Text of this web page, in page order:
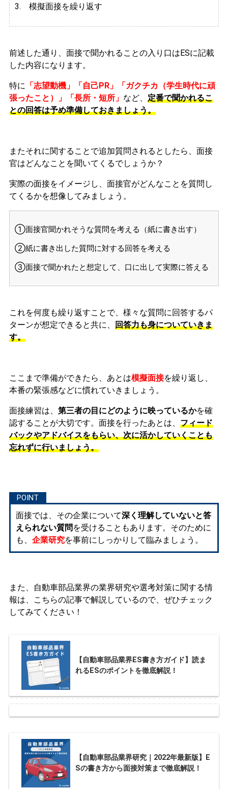
3. 模擬面接を繰り返す
前述した通り、面接で聞かれることの入り口はESに記載
した内容になります。
特に 「志望動機」「自己PR」「ガクチカ（学生時代に頑
張ったこと）」「長所・短所」 など、 定番で聞かれるこ
との回答は予め準備しておきましょう。
またそれに関することで追加質問されるとしたら、面接
官はどんなことを聞いてくるでしょうか？
実際の面接をイメージし、面接官がどんなことを質問し
てくるかを想像してみましょう。
①面接官聞かれそうな質問を考える（紙に書き出す）
②紙に書き出した質問に対する回答を考える
③面接で聞かれたと想定して、口に出して実際に答える
これを何度も繰り返すことで、様々な質問に回答するパ
ターンが想定できると共に、 回答力も身についていきま
す。
ここまで準備ができたら、あとは模擬面接を繰り返し、
本番の緊張感などに慣れていきましょう。
面接練習は、 第三者の目にどのように映っているかを確
認することが大切です。面接を行ったあとは、 フィード
バックやアドバイスをもらい、次に活かしていくことも
忘れずに行いましょう。
面接では、その企業について深く理解していないと答
えられない質問 を受けることもあります。そのために
も、 企業研究を事前にしっかりして臨みましょう。
また、自動車部品業界の業界研究や選考対策に関する情
報は、こちらの記事で解説しているので、ぜひチェック
してみてください！
【自動車部品業界ES書き方ガイド】読ま
れるESのポイントを徹底解説！
【自動車部品業界研究｜2022年最新版】E
Sの書き方から面接対策まで徹底解説！